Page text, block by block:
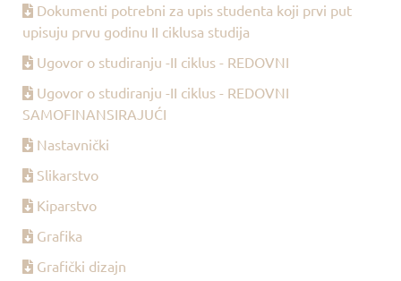
Dokumenti potrebni za upis studenta koji prvi put
upisuju prvu godinu II ciklusa studija
Ugovor o studiranju -II ciklus - REDOVNI
Ugovor o studiranju -II ciklus - REDOVNI
SAMOFINANSIRAJUĆI
Nastavnički
Slikarstvo
Kiparstvo
Grafika
Grafički dizajn